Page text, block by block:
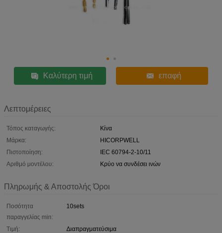
Καλύτερη τιμή επαφή
Λεπτομέρειες
Τόπος καταγωγής:
Κίνα
Μάρκα:
HICORPWELL
Πιστοποίηση:
IEC 60794-2-10/11
Αριθμό μοντέλου:
Κρύο να συνδέσει ινών
Πληρωμής & Αποστολής Όροι
Ποσότητα
παραγγελίας min:
10sets
Τιμή:
Διαπραγματεύσιμα